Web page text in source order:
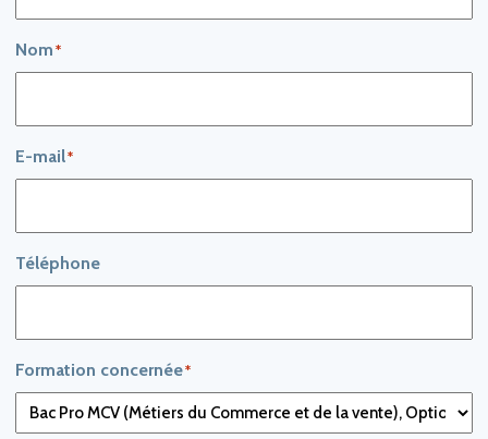
Nom
E-mail
Téléphone
Formation concernée